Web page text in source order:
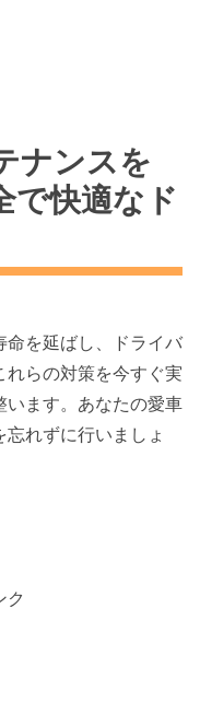
ナンスを
で快適なド
命を延ばし、ドライバ
らの対策を今すぐ実
います。あなたの愛車
れずに行いましょ
ク